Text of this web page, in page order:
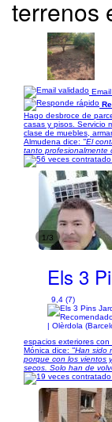
terrenos
Hago desbroce de
casas y pisos. Servicio
clase de muebles,
Almudena dice: "El
tanto profesionalmente
1/3
Els 3
9,4 (7)
| Olèrdola
espacios exteriores con
Mónica dice: "Han sido
porque con los vientos
secos. Solo han de